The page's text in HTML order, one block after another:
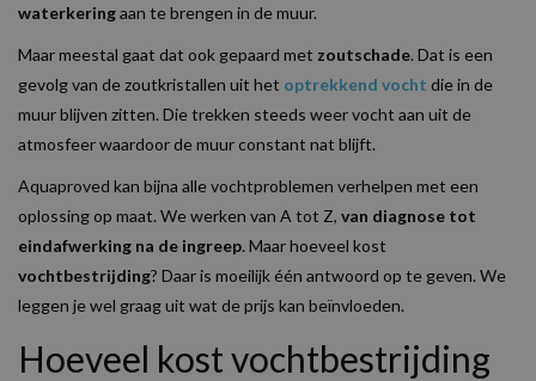
waterkeringaan te brengen in de muur.
Maar meestal gaat dat ook gepaard met zoutschade. Dat is een
gevolg van de zoutkristallen uit het optrekkend vocht die in de
muur blijven zitten. Die trekken steeds weer vocht aan uit de
atmosfeer waardoor de muur constant nat blijft.
Aquaproved kan bijna alle vochtproblemen verhelpen met een
oplossing op maat. We werken van A tot Z, van diagnose tot
eindafwerking na de ingreep. Maar hoeveel kost
vochtbestrijding? Daar is moeilijk één antwoord op te geven. We
leggen je wel graag uit wat de prijs kan beïnvloeden.
Hoeveel kost vochtbestrijding